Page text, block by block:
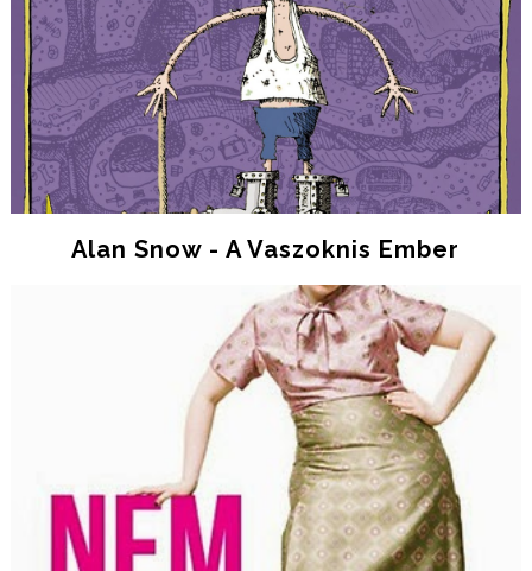
Alan Snow - A Vaszoknis Ember